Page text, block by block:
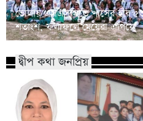
ভোলায় এসএসসিতে পাসের হার
শতাংশ, ফলাফলে মেয়েরা এগিয়ে
দ্বীপ কথা জনপ্রিয়